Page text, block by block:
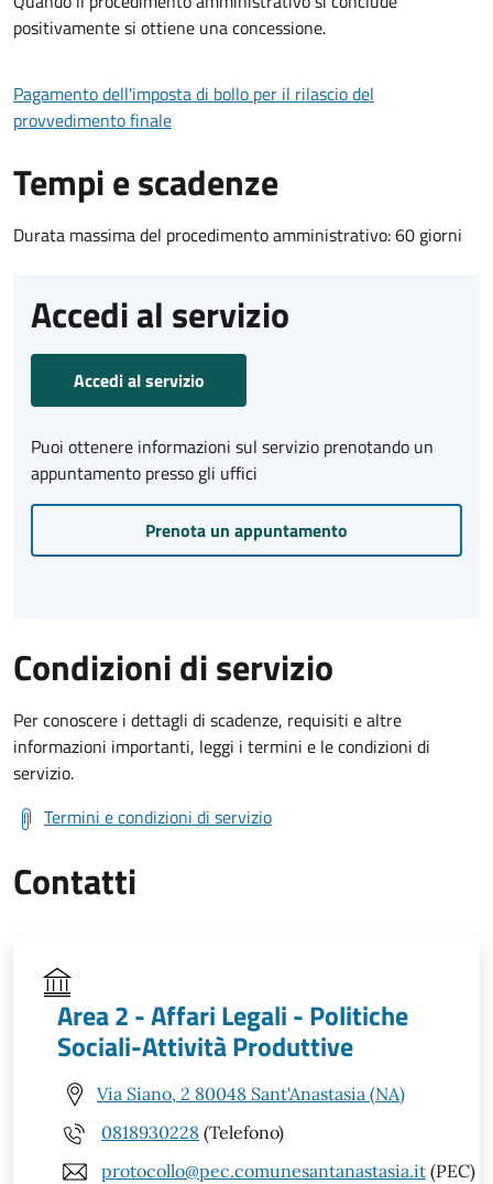
positivamente si ottiene una concessione.
Pagamento dell'imposta di bollo per il rilascio del
provvedimento finale
Tempi e scadenze
Durata massima del procedimento amministrativo: 60 giorni
Accedi al servizio
Accedi al servizio
Puoi ottenere informazioni sul servizio prenotando un
appuntamento presso gli uffici
Prenota un appuntamento
Condizioni di servizio
Per conoscere i dettagli di scadenze, requisiti e altre
informazioni importanti, leggi i termini e le condizioni di
servizio.
Termini e condizioni di servizio
Contatti
Area 2 - Affari Legali - Politiche
Sociali-Attività Produttive
Via Siano, 2 80048 Sant'Anastasia (NA)
0818930228 (Telefono)
protocollo@pec.comunesantanastasia.it (PEC)